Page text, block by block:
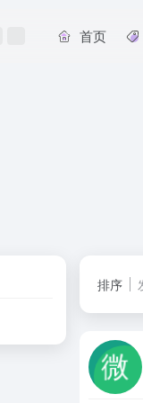
首页
排序